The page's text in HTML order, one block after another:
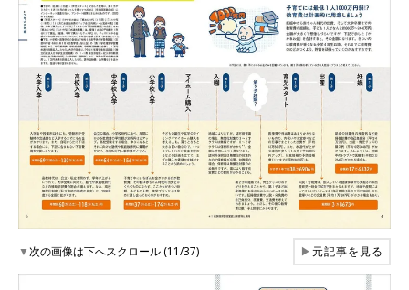
▼次の画像は下へスクロール (11/37) ▶元記事を見る